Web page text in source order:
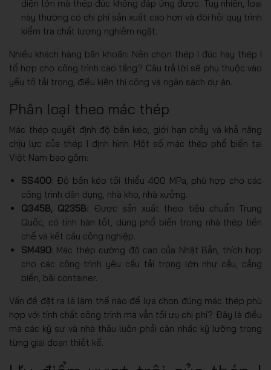
diện lớn mà thép đúc không đáp ứng được. Tuy nhiên, loại
này thường có chi phí sản xuất cao hơn và đòi hỏi quy trình
kiểm tra chất lượng nghiêm ngặt.
Nhiều khách hàng băn khoăn: Nên chọn thép I đúc hay thép I
tổ hợp cho công trình cao tầng? Câu trả lời sẽ phụ thuộc vào
yếu tố tải trọng, điều kiện thi công và ngân sách dự án.
Phân loại theo mác thép
Mác thép quyết định độ bền kéo, giới hạn chảy và khả năng
chịu lực của thép I định hình. Một số mác thép phổ biến tại
Việt Nam bao gồm:
SS400: Độ bền kéo tối thiểu 400 MPa, phù hợp cho các
công trình dân dụng, nhà kho, nhà xưởng.
Q345B, Q235B: Được sản xuất theo tiêu chuẩn Trung
Quốc, có tính hàn tốt, dùng phổ biến trong nhà thép tiền
chế và kết cấu công nghiệp.
SM490: Mác thép cường độ cao của Nhật Bản, thích hợp
cho các công trình yêu cầu tải trọng lớn như cầu, cảng
biển, bãi container.
Vấn đề đặt ra là làm thế nào để lựa chọn đúng mác thép phù
hợp với tính chất công trình mà vẫn tối ưu chi phí? Đây là điều
mà các kỹ sư và nhà thầu luôn phải cân nhắc kỹ lưỡng trong
từng giai đoạn thiết kế.